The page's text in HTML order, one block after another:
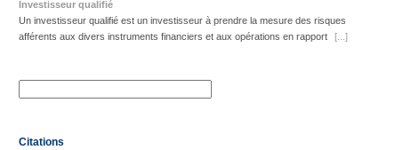
Investisseur qualifié
Un investisseur qualifié est un investisseur à prendre la mesure des risques
afférents aux divers instruments financiers et aux opérations en rapport
[...]
Citations